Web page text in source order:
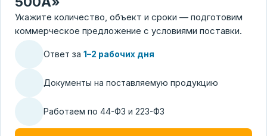
Укажите количество, объект и сроки — подготовим
коммерческое предложение с условиями поставки.
Ответ за 1–2 рабочих дня
Документы на поставляемую продукцию
Работаем по 44-ФЗ и 223-ФЗ